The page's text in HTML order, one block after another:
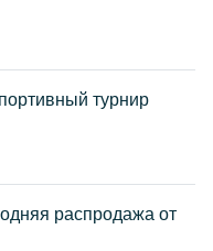
турнир
распродажа от